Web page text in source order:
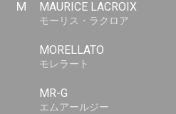
M MAURICE LACROIX
モーリス・ラクロア
MORELLATO
モレラート
MR-G
エムアールジー